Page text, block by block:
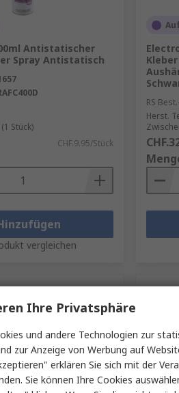
Antistatischer
Spray Antistatisch
Stück)
CHF.9.95/Stück
vergleichen
RS
Herst.
Ihre Privatsphäre
und andere Technologien zur
zur Anzeige von Werbung auf
erklären Sie sich mit der
Sie können Ihre Cookies